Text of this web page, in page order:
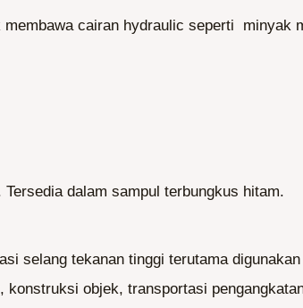
cairan hydraulic seperti minyak
dalam sampul terbungkus hitam.
selang tekanan tinggi terutama
konstruksi objek, transportasi